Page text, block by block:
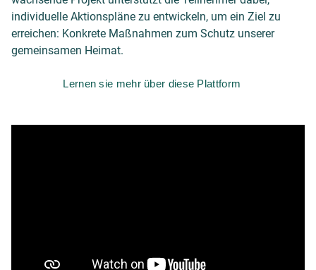
individuelle Aktionspläne zu entwickeln, um ein Ziel zu
erreichen: Konkrete Maßnahmen zum Schutz unserer
gemeinsamen Heimat.
Lernen sie mehr über diese Plattform